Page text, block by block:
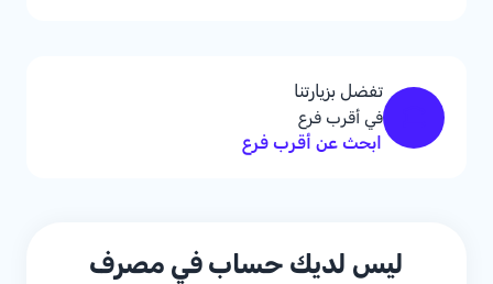
تفضل بزيارتنا
في أقرب فرع
ابحث عن أقرب فرع
ليس لديك حساب في مصرف